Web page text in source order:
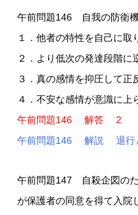
午前問題146 自我の防衛機
１．他者の特性を自己に取
２．より低次の発達段階に
３．真の感情を抑圧して正
４．不安な感情が意識に上
午前問題146 解答 2
午前問題146 解説 退行と
午前問題147 自殺企図の
が保護者の同意を得て入院